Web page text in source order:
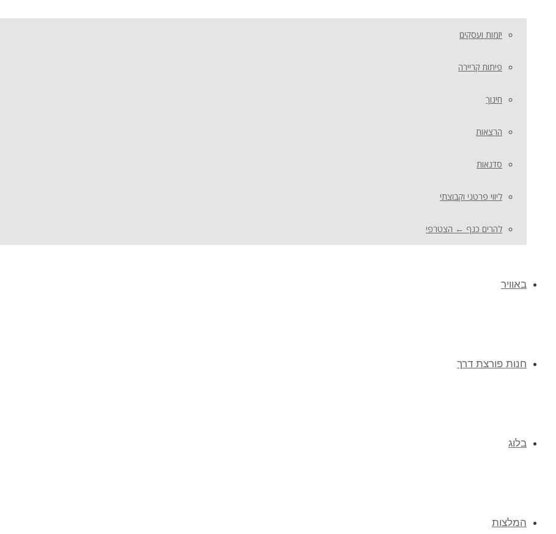
יזמות ועסקים
פיתוח קריירה
חינוך
הרצאות
סדנאות
ליווי פרטני וקבוצתי
להרים כנף ← הצטרפי
באוויר
חנות פורצת דרך
בלוג
המלצות